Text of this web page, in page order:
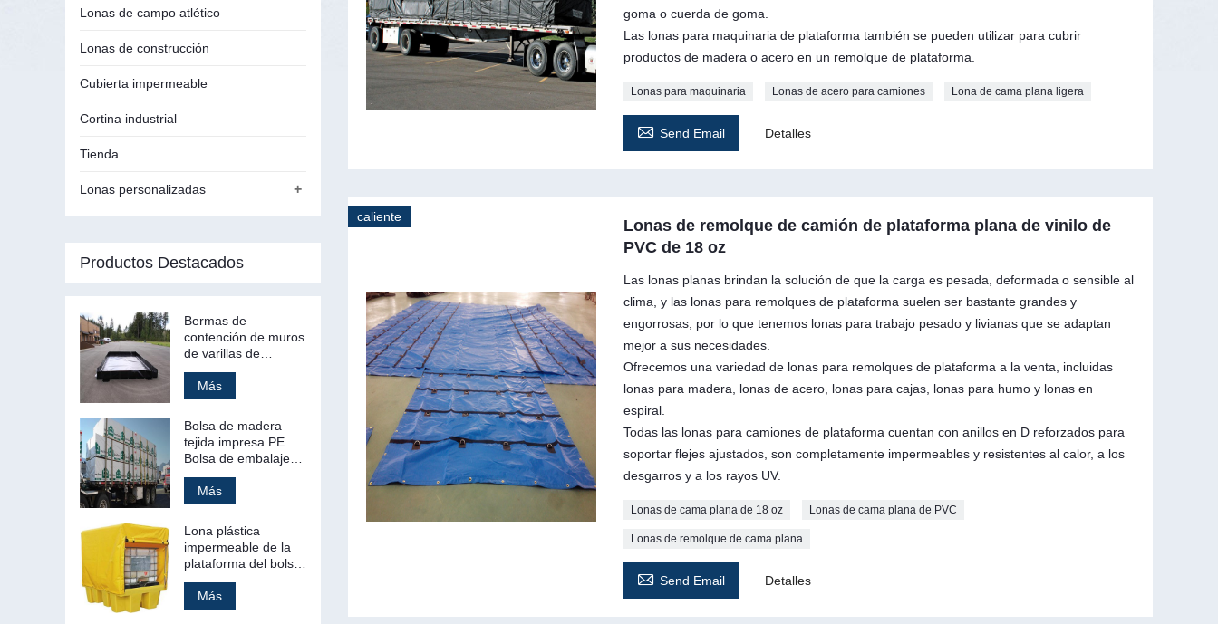
goma o cuerda de goma.
Las lonas para maquinaria de plataforma también se pueden utilizar para cubrir
productos de madera o acero en un remolque de plataforma.
Lonas para maquinaria Lonas de acero para camiones Lona de cama plana ligera
 Send Email Detalles
caliente
Lonas de remolque de camión de plataforma plana de vinilo de
PVC de 18 oz
Las lonas planas brindan la solución de que la carga es pesada, deformada o sensible al
clima, y ​​las lonas para remolques de plataforma suelen ser bastante grandes y
engorrosas, por lo que tenemos lonas para trabajo pesado y livianas que se adaptan
mejor a sus necesidades.
Ofrecemos una variedad de lonas para remolques de plataforma a la venta, incluidas
lonas para madera, lonas de acero, lonas para cajas, lonas para humo y lonas en
espiral.
Todas las lonas para camiones de plataforma cuentan con anillos en D reforzados para
soportar flejes ajustados, son completamente impermeables y resistentes al calor, a los
desgarros y a los rayos UV.
Lonas de cama plana de 18 oz Lonas de cama plana de PVC
Lonas de remolque de cama plana
 Send Email Detalles
Lonas de campo atlético
Lonas de construcción
Cubierta impermeable
Cortina industrial
Tienda
+
Lonas personalizadas
Productos Destacados
Bermas de
contención de muros
de varillas de
derrames de gestión
de residuos
secundarios
Más
Bolsa de madera
tejida impresa PE
Bolsa de embalaje
de madera Cubierta
de bolsa
Más
Lona plástica
impermeable de la
plataforma del bolso
de la cubierta de la
plataforma de la lona
del PVC
Más